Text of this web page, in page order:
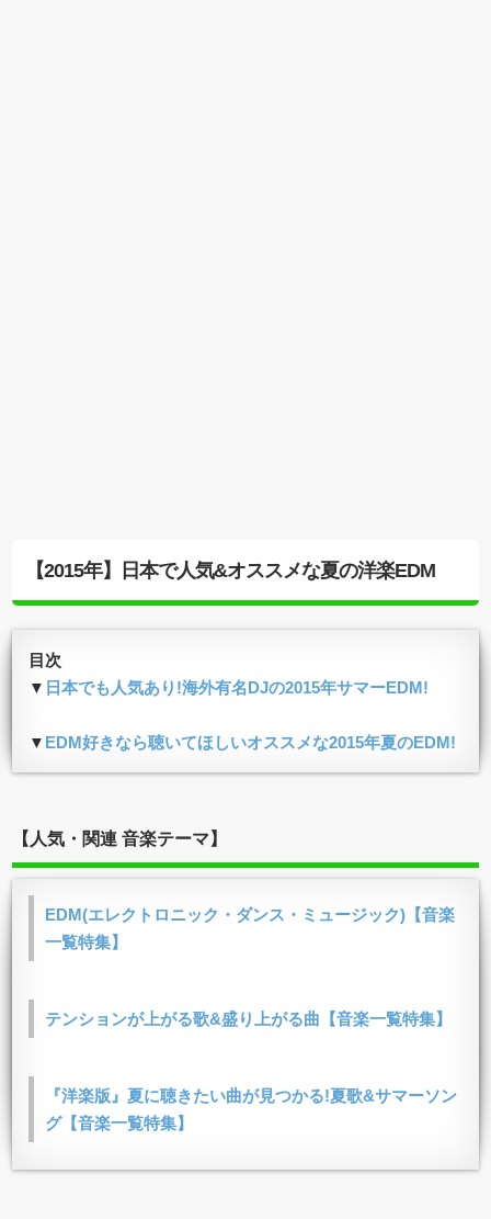
【2015年】日本で人気&オススメな夏の洋楽EDM
目次
▼ 日本でも人気あり!海外有名DJの2015年サマーEDM!
▼ EDM好きなら聴いてほしいオススメな2015年夏のEDM!
【人気・関連 音楽テーマ】
EDM(エレクトロニック・ダンス・ミュージック)【音楽
一覧特集】
テンションが上がる歌&盛り上がる曲【音楽一覧特集】
『洋楽版』夏に聴きたい曲が見つかる!夏歌&サマーソン
グ【音楽一覧特集】